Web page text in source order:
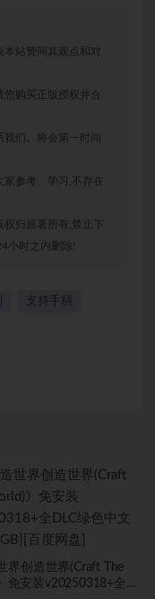
本站赞同其观点和对
购买正版授权并合
们。将会第一时间
参考、学习,不存在
权归原著所有,禁止下
小时之内删除!
支持手柄
界创造世界(Craft The
免安装v20250318+全